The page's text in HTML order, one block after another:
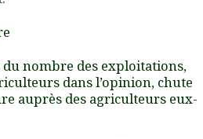
nombre des exploitations,
dans l’opinion, chute
auprès des agriculteurs eux-